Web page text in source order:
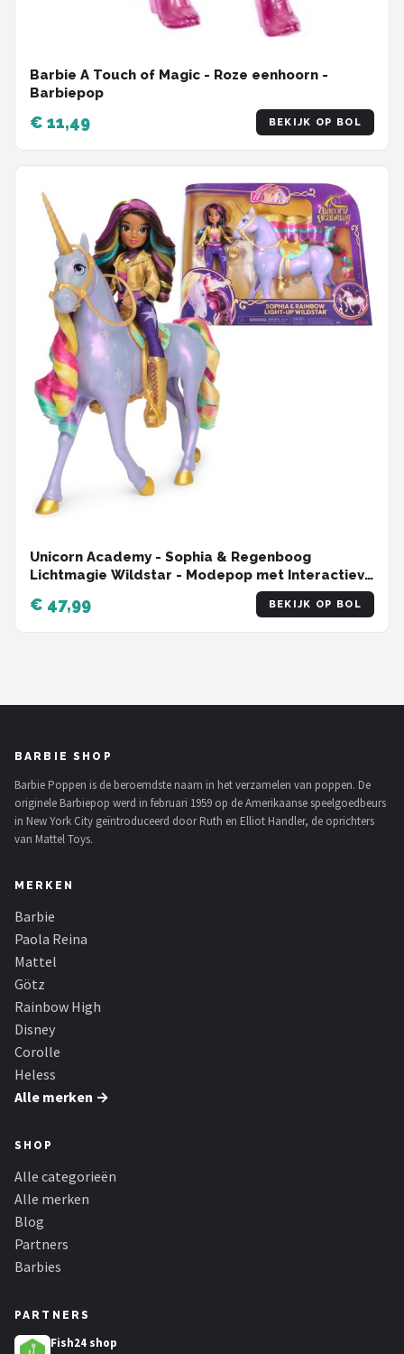
Barbie A Touch of Magic - Roze eenhoorn -
Barbiepop
€ 11,49 BEKIJK OP BOL
Unicorn Academy - Sophia & Regenboog
Lichtmagie Wildstar - Modepop met Interactieve
Eenhoorn met licht geluid en muziek
€ 47,99 BEKIJK OP BOL
BARBIE SHOP
Barbie Poppen is de beroemdste naam in het verzamelen van poppen. De
originele Barbiepop werd in februari 1959 op de Amerikaanse speelgoedbeurs
in New York City geïntroduceerd door Ruth en Elliot Handler, de oprichters
van Mattel Toys.
MERKEN
Barbie
Paola Reina
Mattel
Götz
Rainbow High
Disney
Corolle
Heless
Alle merken →
SHOP
Alle categorieën
Alle merken
Blog
Partners
Barbies
PARTNERS
Fish24 shop